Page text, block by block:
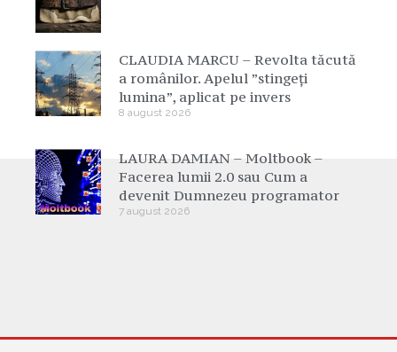
CLAUDIA MARCU – Revolta tăcută
a românilor. Apelul ”stingeți
lumina”, aplicat pe invers
8 august 2026
LAURA DAMIAN – Moltbook –
Facerea lumii 2.0 sau Cum a
devenit Dumnezeu programator
7 august 2026